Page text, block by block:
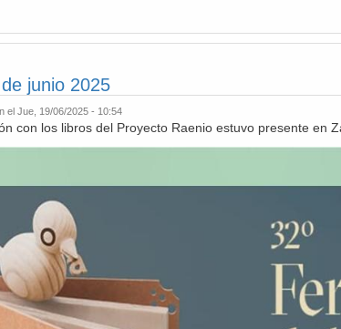
junio 2025
el Jue, 19/06/2025 - 10:54
con los libros del Proyecto Raenio estuvo presente en